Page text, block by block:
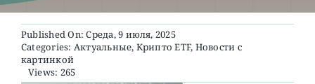
О ПРОЕКТЕ
Published On: Среда, 9 июля, 2025
Categories: Актуальные, Крипто ETF, Новости с
картинкой
Views: 265